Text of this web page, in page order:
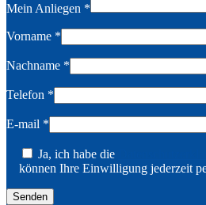
Mein Anliegen *
Vorname *
Nachname *
Telefon *
E-mail *
Ja, ich habe die
können Ihre Einwilligung jederzeit